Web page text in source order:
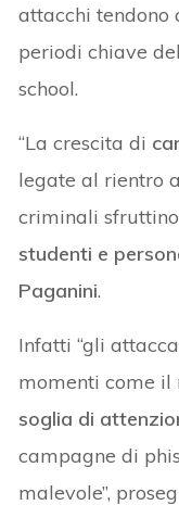
attacchi tendono
periodi chiave
school.
“La crescita di
legate al rientro
criminali sfruttino
studenti e
Paganini.
Infatti “gli
momenti come il
soglia di
campagne di
malevole”,